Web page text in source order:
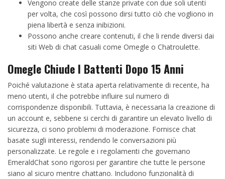
Vengono create delle stanze private con due soli utenti
per volta, che così possono dirsi tutto ciò che vogliono in
piena libertà e senza inibizioni.
Possono anche creare contenuti, il che li rende diversi dai
siti Web di chat casuali come Omegle o Chatroulette.
Omegle Chiude I Battenti Dopo 15 Anni
Poiché valutazione è stata aperta relativamente di recente, ha
meno utenti, il che potrebbe influire sul numero di
corrispondenze disponibili. Tuttavia, è necessaria la creazione di
un account e, sebbene si cerchi di garantire un elevato livello di
sicurezza, ci sono problemi di moderazione. Fornisce chat
basate sugli interessi, rendendo le conversazioni più
personalizzate. Le regole e i regolamenti che governano
EmeraldChat sono rigorosi per garantire che tutte le persone
siano al sicuro mentre chattano. Includono funzionalità di